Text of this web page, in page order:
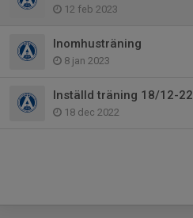
12 feb 2023
Inomhusträning
8 jan 2023
Inställd träning 18/12-22
18 dec 2022